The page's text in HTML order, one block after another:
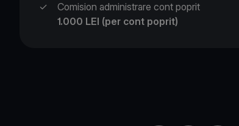
✓
Comision administrare cont poprit
1.000 LEI (per cont poprit)